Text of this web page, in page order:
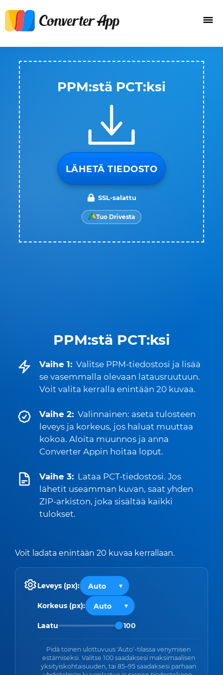
PPM:stä PCT:ksi
Vaihe 1: Valitse PPM-tiedostosi ja lisää
se vasemmalla olevaan latausruutuun.
Voit valita kerralla enintään 20 kuvaa.
Vaihe 2: Valinnainen: aseta tulosteen
leveys ja korkeus, jos haluat muuttaa
kokoa. Aloita muunnos ja anna
Converter Appin hoitaa loput.
Vaihe 3: Lataa PCT-tiedostosi. Jos
lähetit useamman kuvan, saat yhden
ZIP-arkiston, joka sisältää kaikki
tulokset.
Voit ladata enintään 20 kuvaa kerrallaan.
Leveys (px):
Korkeus (px):
Laatu 100
Pidä toinen ulottuvuus 'Auto'-tilassa venymisen
estämiseksi. Valitse 100 saadaksesi maksimaalisen
yksityiskohtaisuuden, tai 85–95 saadaksesi parhaan
PPM:stä PCT:ksi
LÄHETÄ TIEDOSTO
SSL-salattu
Tuo Drivesta